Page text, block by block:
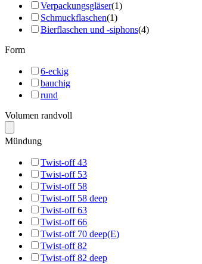
Verpackungsgläser(1)
Schmuckflaschen(1)
Bierflaschen und -siphons(4)
Form
6-eckig
bauchig
rund
Volumen randvoll
Mündung
Twist-off 43
Twist-off 53
Twist-off 58
Twist-off 58 deep
Twist-off 63
Twist-off 66
Twist-off 70 deep(E)
Twist-off 82
Twist-off 82 deep